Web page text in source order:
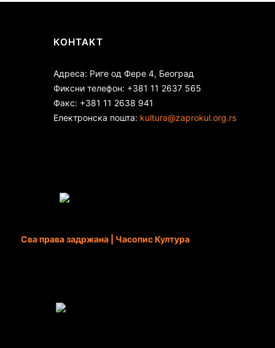
КОНТАКТ
Адреса: Риге од Фере 4, Београд
Фиксни телефон: +381 11 2637 565
Факс: +381 11 2638 941
Електронска пошта: kultura@zaprokul.org.rs
Сва права задржана | Часопис Култура